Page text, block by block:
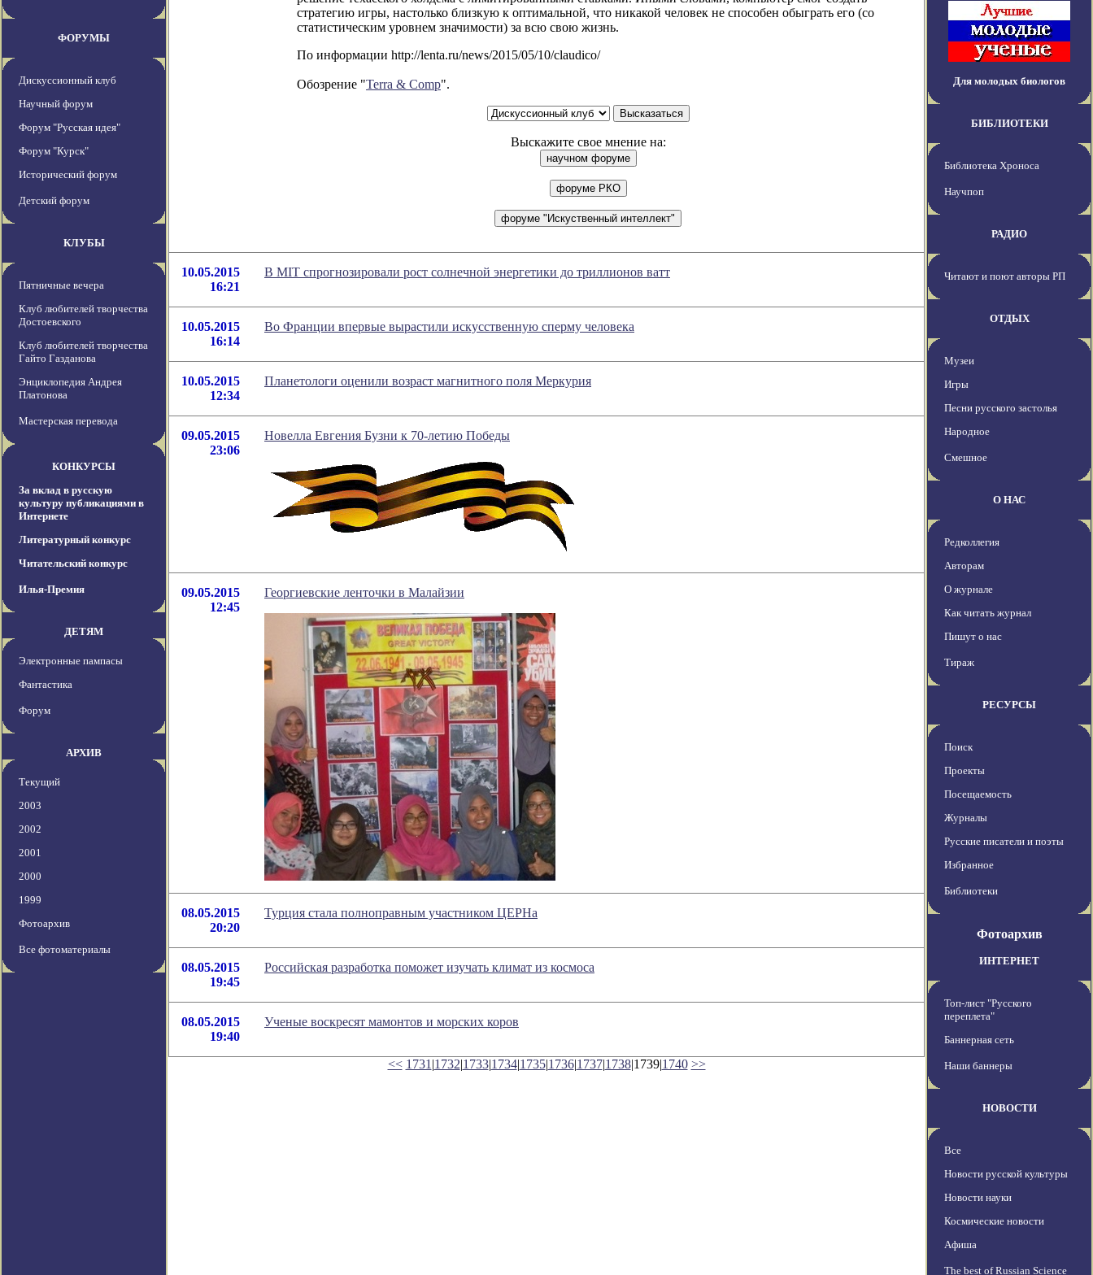
ФОРУМЫ
Дискуссионный клуб
Научный форум
Форум "Русская идея"
Форум "Курск"
Исторический форум
Детский форум
КЛУБЫ
Пятничные вечера
Клуб любителей творчества
Достоевского
Клуб любителей творчества
Гайто Газданова
Энциклопедия Андрея
Платонова
Мастерская перевода
КОНКУРСЫ
За вклад в русскую
культуру публикациями в
Интернете
Литературный конкурс
Читательский конкурс
Илья-Премия
ДЕТЯМ
Электронные пампасы
Фантастика
Форум
АРХИВ
Текущий
2003
2002
2001
2000
1999
Фотоархив
Все фотоматериалы
стратегию игры, настолько близкую к оптимальной, что никакой человек не способен обыграть его (со
статистическим уровнем значимости) за всю свою жизнь.
По информации http://lenta.ru/news/2015/05/10/claudico/
Обозрение "Terra & Comp".
Выскажите свое мнение на:
10.05.2015
16:21
В MIT спрогнозировали рост солнечной энергетики до триллионов ватт
10.05.2015
16:14
Во Франции впервые вырастили искусственную сперму человека
10.05.2015
12:34
Планетологи оценили возраст магнитного поля Меркурия
09.05.2015
23:06
Новелла Евгения Бузни к 70-летию Победы
09.05.2015
12:45
Георгиевские ленточки в Малайзии
08.05.2015
20:20
Турция стала полноправным участником ЦЕРНа
08.05.2015
19:45
Российская разработка поможет изучать климат из космоса
08.05.2015
19:40
Ученые воскресят мамонтов и морских коров
<< 1731 |1732|1733|1734|1735|1736|1737|1738|1739|1740 >>
Для молодых биологов
БИБЛИОТЕКИ
Библиотека Хроноса
Научпоп
РАДИО
Читают и поют авторы РП
ОТДЫХ
Музеи
Игры
Песни русского застолья
Народное
Смешное
О НАС
Редколлегия
Авторам
О журнале
Как читать журнал
Пишут о нас
Тираж
РЕСУРСЫ
Поиск
Проекты
Посещаемость
Журналы
Русские писатели и поэты
Избранное
Библиотеки
Фотоархив
ИНТЕРНЕТ
Топ-лист "Русского
переплета"
Баннерная сеть
Наши баннеры
НОВОСТИ
Все
Новости русской культуры
Новости науки
Космические новости
Афиша
The best of Russian Science